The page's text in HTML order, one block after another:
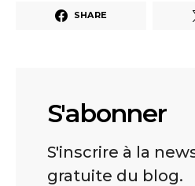
SHARE
S'abonner
S'inscrire à la
gratuite du blog.